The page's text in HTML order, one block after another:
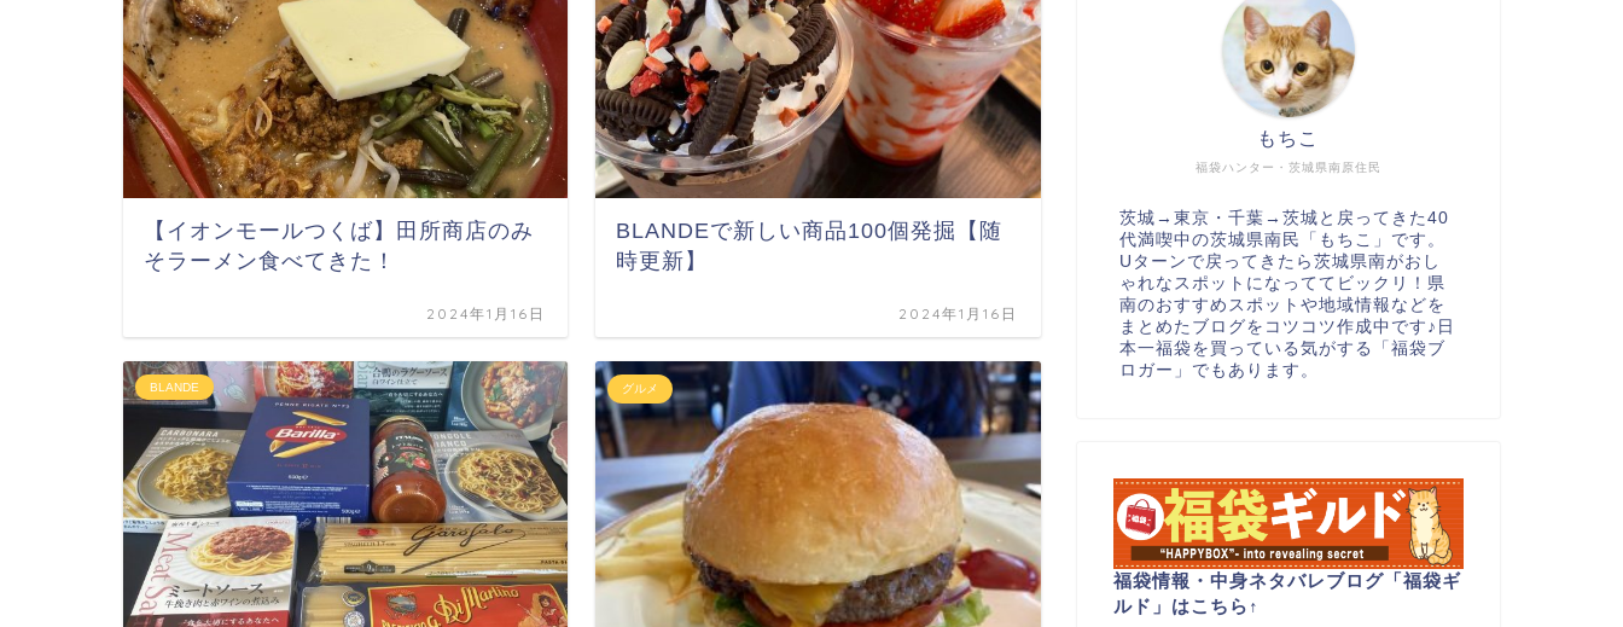
【イオンモールつくば】田所商店のみ
そラーメン食べてきた！
2024年1月16日
BLANDEで新しい商品100個発掘【随
時更新】
2024年1月16日
BLANDE グルメ
福袋ハンター・茨城県南原住民
もちこ
茨城→東京・千葉→茨城と戻ってきた40
代満喫中の茨城県南民「もちこ」です。
Uターンで戻ってきたら茨城県南がおし
ゃれなスポットになっててビックリ！県
南のおすすめスポットや地域情報などを
まとめたブログをコツコツ作成中です♪日
本一福袋を買っている気がする「福袋ブ
ロガー」でもあります。
福袋情報・中身ネタバレブログ「福袋ギ
ルド」はこちら ↑